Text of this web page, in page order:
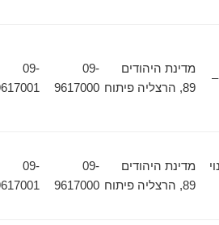
מדינת היהודים
89, הרצליה פיתוח
09-
9617000
09-
9617001
מדינת היהודים
89, הרצליה פיתוח
09-
9617000
09-
9617001